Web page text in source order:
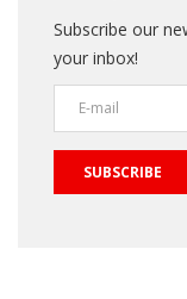
Subscribe our
your inbox!
SUBSCRIBE